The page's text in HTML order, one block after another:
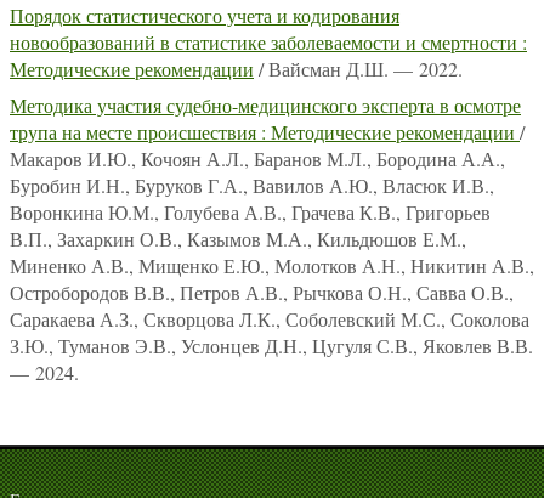
Порядок статистического учета и кодирования
новообразований в статистике заболеваемости и смертности :
Методические рекомендации / Вайсман Д.Ш. — 2022.
Методика участия судебно-медицинского эксперта в осмотре
трупа на месте происшествия : Методические рекомендации /
Макаров И.Ю., Кочоян А.Л., Баранов М.Л., Бородина А.А.,
Буробин И.Н., Буруков Г.А., Вавилов А.Ю., Власюк И.В.,
Воронкина Ю.М., Голубева А.В., Грачева К.В., Григорьев
В.П., Захаркин О.В., Казымов М.А., Кильдюшов Е.М.,
Миненко А.В., Мищенко Е.Ю., Молотков А.Н., Никитин А.В.,
Остробородов В.В., Петров А.В., Рычкова О.Н., Савва О.В.,
Саракаева А.З., Скворцова Л.К., Соболевский М.С., Соколова
З.Ю., Туманов Э.В., Услонцев Д.Н., Цугуля С.В., Яковлев В.В.
— 2024.